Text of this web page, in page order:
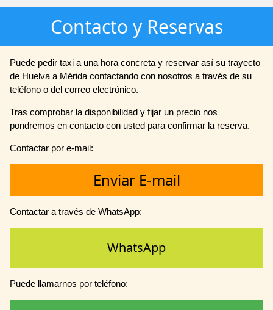
Contacto y Reservas
Puede pedir taxi a una hora concreta y reservar así su trayecto
de Huelva a Mérida contactando con nosotros a través de su
teléfono o del correo electrónico.
Tras comprobar la disponibilidad y fijar un precio nos
pondremos en contacto con usted para confirmar la reserva.
Contactar por e-mail:
Enviar E-mail
Contactar a través de WhatsApp:
WhatsApp
Puede llamarnos por teléfono: